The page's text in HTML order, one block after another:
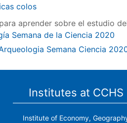
colos
aprender sobre el estudio
Semana de la Ciencia 2020
Semana Ciencia
Institutes at CCHS
Institute of Economy,